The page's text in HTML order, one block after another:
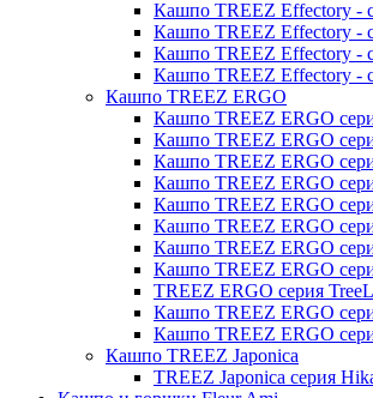
Кашпо TREEZ Effectory -
Кашпо TREEZ Effectory -
Кашпо TREEZ Effectory -
Кашпо TREEZ Effectory -
Кашпо TREEZ ERGO
Кашпо TREEZ ERGO
Кашпо TREEZ ERGO
Кашпо TREEZ ERGO
Кашпо TREEZ ERGO
Кашпо TREEZ ERGO
Кашпо TREEZ ERGO
Кашпо TREEZ ERGO
Кашпо TREEZ ERGO
TREEZ ERGO серия
Кашпо TREEZ ERGO
Кашпо TREEZ ERGO
Кашпо TREEZ Japonica
TREEZ Japonica серия